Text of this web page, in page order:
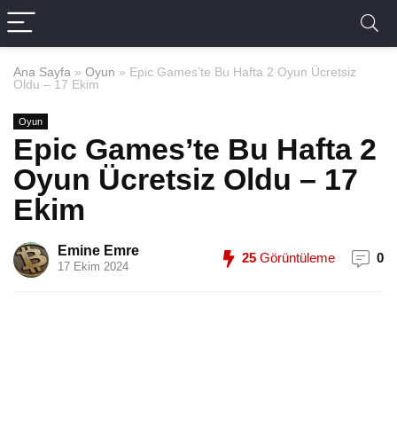
Ana Sayfa » Oyun » Epic Games’te Bu Hafta 2 Oyun Ücretsiz
Oldu – 17 Ekim
Oyun
Epic Games’te Bu Hafta 2
Oyun Ücretsiz Oldu – 17
Ekim
Emine Emre
17 Ekim 2024
25 Görüntüleme 0